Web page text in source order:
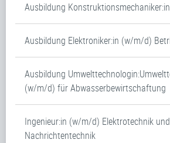
Ausbildung
Ausbildung Elektroniker:in (w/m/d)
Ausbildung
(w/m/d) für Abwasserbewirtschaftung
Ingenieur:in (w/m/d) Elektrotechnik und
Nachrichtentechnik